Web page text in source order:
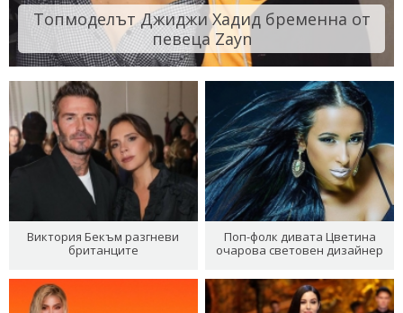
Топмоделът Джиджи Хадид бременна от
певеца Zayn
Виктория Бекъм разгневи
британците
Поп-фолк дивата Цветина
очарова световен дизайнер